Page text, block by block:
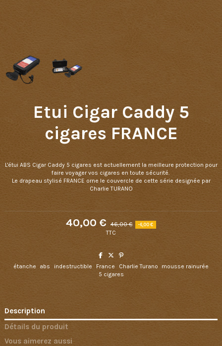
Etui Cigar Caddy 5
cigares FRANCE
L'étui ABS Cigar Caddy 5 cigares est actuellement la meilleure protection pour
faire voyager vos cigares en toute sécurité.
Le drapeau stylisé FRANCE orne le couvercle de cette série designée par
Charlie TURANO
40,00 € 46,00 € -6,00 €
TTC
étanche abs indestructible France Charlie Turano
mousse rainurée
5 cigares
Description
Détails du produit
Vous aimerez aussi